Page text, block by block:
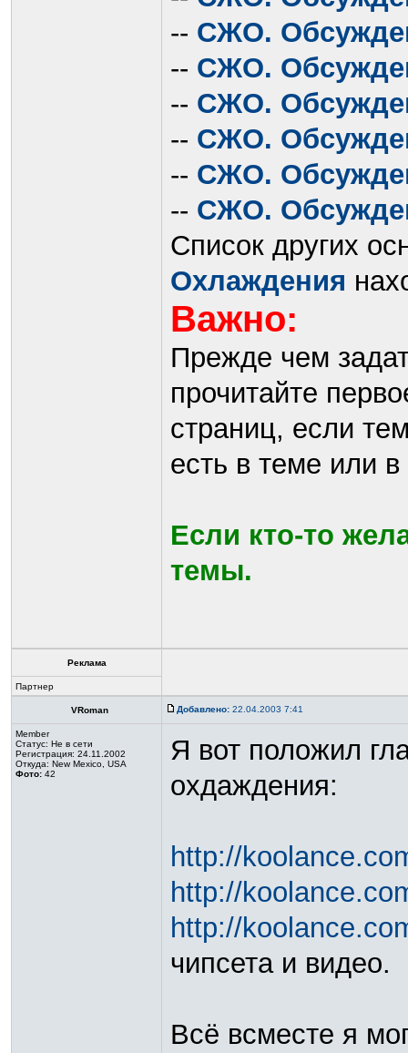
-- СЖО.
-- СЖО.
-- СЖО.
-- СЖО.
-- СЖО.
-- СЖО.
Список других
Охлаждения
Важно:
Прежде чем
прочитайте
страниц, если
есть в теме или
Если кто-то
темы.
Реклама
Партнер
VRoman Добавлено: 22.04.2003 7:41
Member
Статус: Не в сети
Регистрация: 24.11.2002
Откуда: New Mexico, USA
Фото: 42
Я вот положил
охдаждения:
http://
http://
http://
чипсета и видео.
Всё всместе я